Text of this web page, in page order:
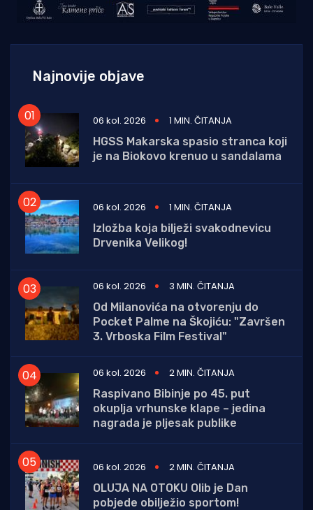
Najnovije objave
06 kol. 2026
1 MIN. ČITANJA
HGSS Makarska spasio stranca koji
je na Biokovo krenuo u sandalama
06 kol. 2026
1 MIN. ČITANJA
Izložba koja bilježi svakodnevicu
Drvenika Velikog!
06 kol. 2026
3 MIN. ČITANJA
Od Milanovića na otvorenju do
Pocket Palme na Škojiću: "Završen
3. Vrboska Film Festival"
06 kol. 2026
2 MIN. ČITANJA
Raspivano Bibinje po 45. put
okuplja vrhunske klape – jedina
nagrada je pljesak publike
06 kol. 2026
2 MIN. ČITANJA
OLUJA NA OTOKU Olib je Dan
pobjede obilježio sportom!